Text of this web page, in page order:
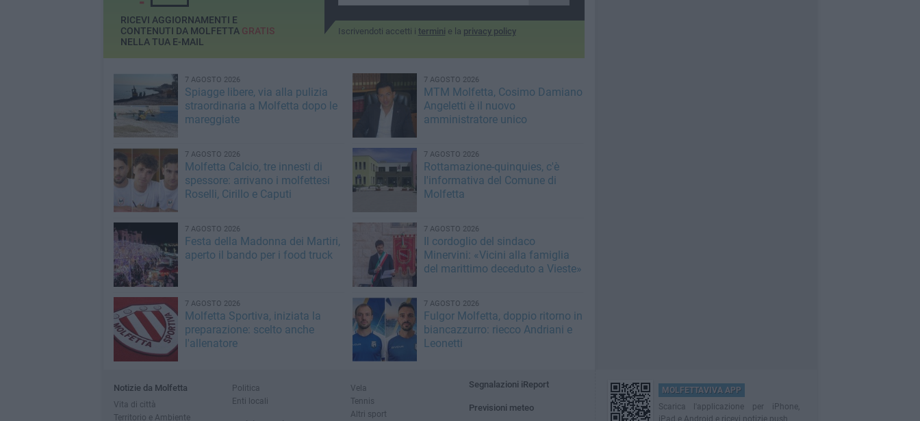
Iscrivendoti accetti i termini e la privacy policy
RICEVI AGGIORNAMENTI E
CONTENUTI DA MOLFETTA GRATIS
NELLA TUA E-MAIL
7 AGOSTO 2026
Spiagge libere, via alla pulizia
straordinaria a Molfetta dopo le
mareggiate
7 AGOSTO 2026
MTM Molfetta, Cosimo Damiano
Angeletti è il nuovo
amministratore unico
7 AGOSTO 2026
Molfetta Calcio, tre innesti di
spessore: arrivano i molfettesi
Roselli, Cirillo e Caputi
7 AGOSTO 2026
Rottamazione-quinquies, c'è
l'informativa del Comune di
Molfetta
7 AGOSTO 2026
Festa della Madonna dei Martiri,
aperto il bando per i food truck
7 AGOSTO 2026
Il cordoglio del sindaco
Minervini: «Vicini alla famiglia
del marittimo deceduto a Vieste»
7 AGOSTO 2026
Molfetta Sportiva, iniziata la
preparazione: scelto anche
l'allenatore
7 AGOSTO 2026
Fulgor Molfetta, doppio ritorno in
biancazzurro: riecco Andriani e
Leonetti
Notizie da Molfetta
Vita di città
Territorio e Ambiente
Politica
Enti locali
Vela
Tennis
Altri sport
Segnalazioni iReport
Previsioni meteo
MOLFETTAVIVA APP
Scarica l'applicazione per iPhone,
iPad e Android e ricevi notizie push